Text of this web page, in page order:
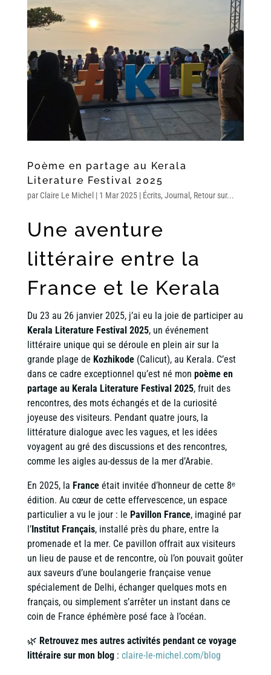
Poème en partage au Kerala
Literature Festival 2025
par Claire Le Michel | 1 Mar 2025| Écrits, Journal , Retour sur...
Une aventure
littéraire entre la
France et le Kerala
Du 23 au 26 janvier 2025, j’ai eu la joie de participer au
Kerala Literature Festival 2025, un événement
littéraire unique qui se déroule en plein air sur la
grande plage de Kozhikode(Calicut), au Kerala. C’est
dans ce cadre exceptionnel qu’est né mon poème en
partage au Kerala Literature Festival 2025, fruit des
rencontres, des mots échangés et de la curiosité
joyeuse des visiteurs. Pendant quatre jours, la
littérature dialogue avec les vagues, et les idées
voyagent au gré des discussions et des rencontres,
comme les aigles au-dessus de la mer d’Arabie.
En 2025, la Franceétait invitée d’honneur de cette 8ᵉ
édition. Au cœur de cette effervescence, un espace
particulier a vu le jour : le Pavillon France, imaginé par
l’Institut Français, installé près du phare, entre la
promenade et la mer. Ce pavillon offrait aux visiteurs
un lieu de pause et de rencontre, où l’on pouvait goûter
aux saveurs d’une boulangerie française venue
spécialement de Delhi, échanger quelques mots en
français, ou simplement s’arrêter un instant dans ce
coin de France éphémère posé face à l’océan.
🌿 Retrouvez mes autres activités pendant ce voyage
littéraire sur mon blog: claire-le-michel.com/blog